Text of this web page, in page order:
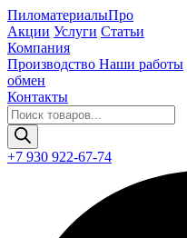
ПиломатериалыПро
Акции Услуги Статьи
Компания
Производство Наши работы
обмен
Контакты
Поиск
товаров
+7 930 922-67-74